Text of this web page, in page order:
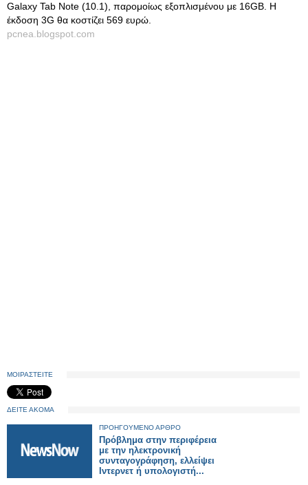
Galaxy Tab Note (10.1), παρομοίως εξοπλισμένου με 16GB. Η
έκδοση 3G θα κοστίζει 569 ευρώ.
pcnea.blogspot.com
ΜΟΙΡΑΣΤΕΙΤΕ
ΔΕΙΤΕ ΑΚΟΜΑ
ΠΡΟΗΓΟΥΜΕΝΟ ΑΡΘΡΟ
Πρόβλημα στην περιφέρεια
με την ηλεκτρονική
συνταγογράφηση, ελλείψει
Ιντερνετ ή υπολογιστή...